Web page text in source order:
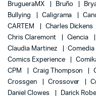
BrugueraMX
Bruño
Bullying
Caligrama
CARTEM
Charles Dickens
Chris Claremont
Ciencia
Claudia Martinez
Comedia
Comics Experience
CPM
Craig Thompson
Crossgen
Crossover
Daniel Clowes
Darick